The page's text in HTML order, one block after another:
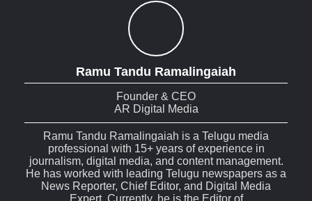
Ramu Tandu Ramalingaiah
Founder & CEO
AR Digital Media
Ramu Tandu Ramalingaiah is a Telugu media
professional with 15+ years of experience in
journalism, digital media, and content management.
He has worked with leading Telugu newspapers as a
News Reporter, Chief Editor, and Digital Media